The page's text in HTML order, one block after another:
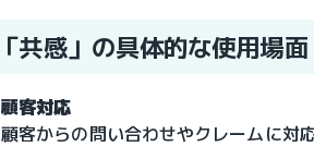
「共感」の具体的な使用場面
顧客対応
顧客からの問い合わせやクレームに対